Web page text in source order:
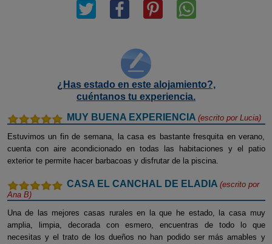
¿Has estado en este alojamiento?,
cuéntanos tu experiencia.
MUY BUENA EXPERIENCIA (escrito por Lucia)
Estuvimos un fin de semana, la casa es bastante fresquita en verano,
cuenta con aire acondicionado en todas las habitaciones y el patio
exterior te permite hacer barbacoas y disfrutar de la piscina.
CASA EL CANCHAL DE ELADIA (escrito por
Ana B)
Una de las mejores casas rurales en la que he estado, la casa muy
amplia, limpia, decorada con esmero, encuentras de todo lo que
necesitas y el trato de los dueños no han podido ser más amables y